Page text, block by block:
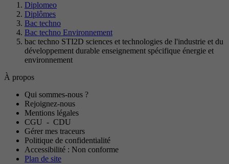
Diplomeo
Diplômes
Bac techno
Bac techno Environnement
bac techno STI2D sciences et technologies de l'industrie et du
développement durable enseignement spécifique énergie et
environnement
À propos
Qui sommes-nous ?
Rejoignez-nous
Mentions légales
CGU - CDU
Gérer mes traceurs
Politique de confidentialité
Accessibilité : Non conforme
Plan de site